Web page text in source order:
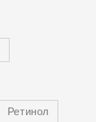
Ретинол